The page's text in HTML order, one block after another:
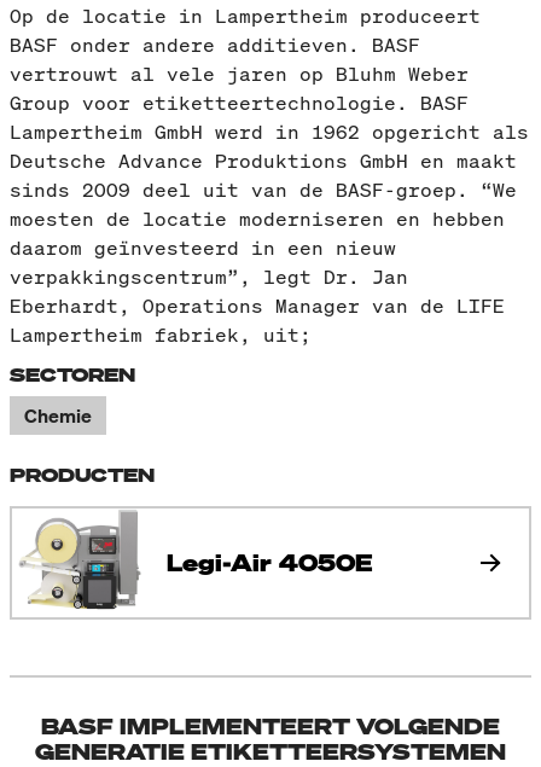
Op de locatie in Lampertheim produceert
BASF onder andere additieven. BASF
vertrouwt al vele jaren op Bluhm Weber
Group voor etiketteertechnologie. BASF
Lampertheim GmbH werd in 1962 opgericht als
Deutsche Advance Produktions GmbH en maakt
sinds 2009 deel uit van de BASF-groep. “We
moesten de locatie moderniseren en hebben
daarom geïnvesteerd in een nieuw
verpakkingscentrum”, legt Dr. Jan
Eberhardt, Operations Manager van de LIFE
Lampertheim fabriek, uit;
SECTOREN
Chemie
PRODUCTEN
Legi-Air 4050E
BASF IMPLEMENTEERT VOLGENDE
GENERATIE ETIKETTEERSYSTEMEN